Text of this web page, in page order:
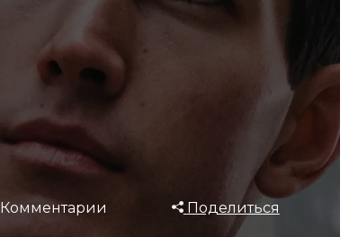
Комментарии Поделиться